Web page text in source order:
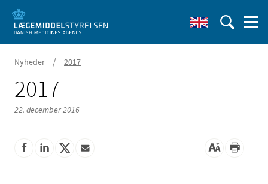
Nyheder / 2017
2017
22. december 2016